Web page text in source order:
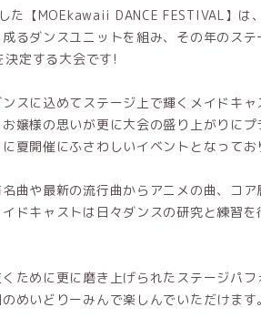
た【MOEkawaii DANCE FESTIVAL】は
るダンスユニットを組み、その年のステ
定する大会です!
スに込めてステージ上で輝くメイドキャ
嬢様の思いが更に大会の盛り上がりにプ
夏開催にふさわしいイベントとなってお
曲や最新の流行曲からアニメの曲、コア
ドキャストは日々ダンスの研究と練習を
ために更に磨き上げられたステージパフ
めいどりーみんで楽しんでいただけます。